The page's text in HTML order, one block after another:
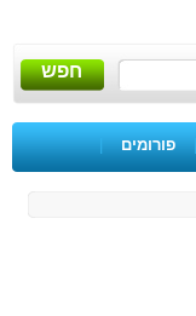
חפש
| פורומים |